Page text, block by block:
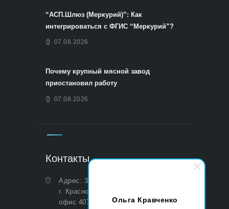
Ольга Кравченко
“АСП.Шлюз (Меркурий)”: Как
интегрироваться с ФГИС “Меркурий”?
07.08.2026
Почему крупный мясной завод
приостановил работу
07.08.2026
Контакты
Адрес: 350051, Краснодарский край,
г. Краснодар, ул. Дальняя, д. 27,
офис 407 (Юридический и